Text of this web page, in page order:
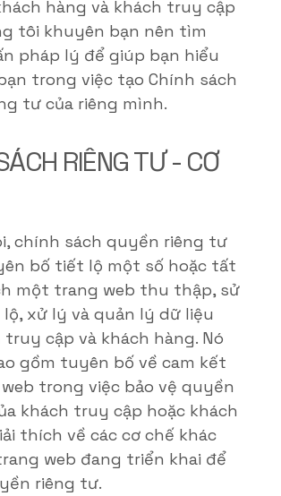
hàng và khách truy cập
tôi khuyên bạn nên tìm
pháp lý để giúp bạn hiểu
trong việc tạo Chính sách
tư của riêng mình.
RIÊNG TƯ - CƠ
chính sách quyền riêng tư
bố tiết lộ một số hoặc tất
một trang web thu thập, sử
xử lý và quản lý dữ liệu
truy cập và khách hàng. Nó
gồm tuyên bố về cam kết
trong việc bảo vệ quyền
khách truy cập hoặc khách
thích về các cơ chế khác
web đang triển khai để
riêng tư.